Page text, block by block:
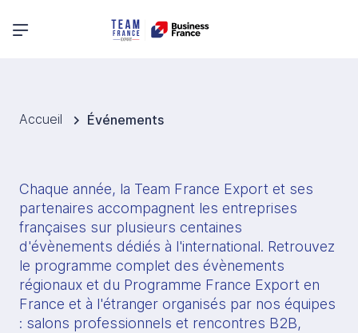
Menu principal
Accueil Événements
Chaque année, la Team France Export et ses
partenaires accompagnent les entreprises
françaises sur plusieurs centaines
d'évènements dédiés à l'international. Retrouvez
le programme complet des évènements
régionaux et du Programme France Export en
France et à l'étranger organisés par nos équipes
: salons professionnels et rencontres B2B,